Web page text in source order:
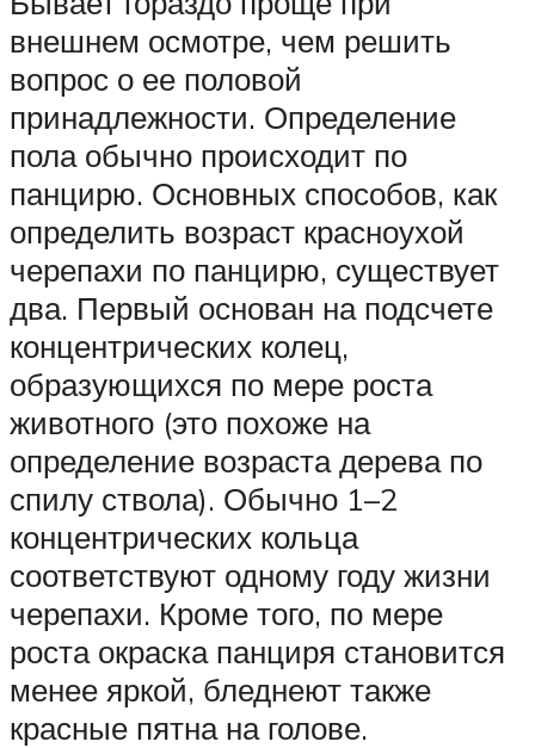
внешнем осмотре, чем решить
вопрос о ее половой
принадлежности. Определение
пола обычно происходит по
панцирю. Основных способов, как
определить возраст красноухой
черепахи по панцирю, существует
два. Первый основан на подсчете
концентрических колец,
образующихся по мере роста
животного (это похоже на
определение возраста дерева по
спилу ствола). Обычно 1–2
концентрических кольца
соответствуют одному году жизни
черепахи. Кроме того, по мере
роста окраска панциря становится
менее яркой, бледнеют также
красные пятна на голове.